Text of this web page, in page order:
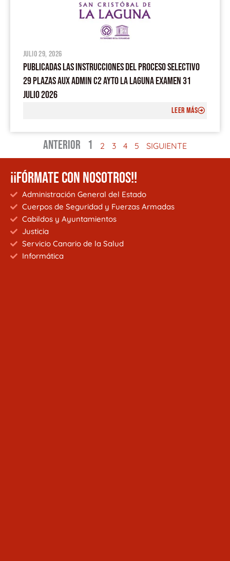
julio 29, 2026
PUBLICADAS LAS INSTRUCCIONES DEL PROCESO SELECTIVO
29 PLAZAS AUX ADMIN C2 AYTO LA LAGUNA EXAMEN 31
JULIO 2026
LEER MÁS
ANTERIOR 1 2 3 4 5 SIGUIENTE
¡¡FÓRMATE CON NOSOTROS!!
Administración General del Estado
Cuerpos de Seguridad y Fuerzas Armadas
Cabildos y Ayuntamientos
Justicia
Servicio Canario de la Salud
Informática